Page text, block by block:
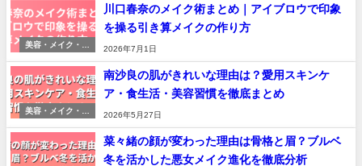
美容・メイク・印
川口春奈のメイク術まとめ｜アイブロウで印象
を操る引き算メイクの作り方
2026年7月1日
美容・メイク・印
南沙良の肌がきれいな理由は？愛用スキンケ
ア・食生活・美容習慣を徹底まとめ
2026年5月27日
菜々緒の顔が変わった理由は骨格と眉？ブルベ
冬を活かした悪女メイク進化を徹底分析